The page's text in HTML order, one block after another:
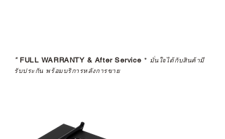
*FULL WARRANTY & After Service * มั่นใจได้กับสินค้ามี
รับประกัน พร้อมบริการหลังการขาย